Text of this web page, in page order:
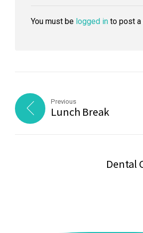
You must be logged in to post a
Previous
Lunch Break
Dental